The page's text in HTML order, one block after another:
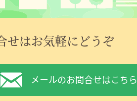
せはお気軽にどうぞ
メールのお問合せはこちら